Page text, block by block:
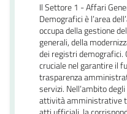
Il Settore 1 - Affari
Demografici è l’area
occupa della gestione
generali, della
dei registri demografici.
cruciale nel garantire il
trasparenza
servizi. Nell’ambito
attività amministrative